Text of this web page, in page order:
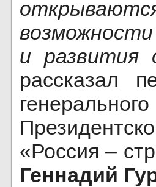
и развития
рассказал
«Россия –
Геннадий